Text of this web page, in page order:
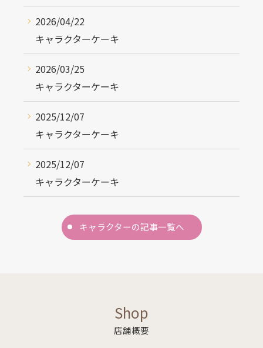
2026/04/22
キャラクターケーキ
2026/03/25
キャラクターケーキ
2025/12/07
キャラクターケーキ
2025/12/07
キャラクターケーキ
キャラクターの記事一覧へ
店舗概要
Shop